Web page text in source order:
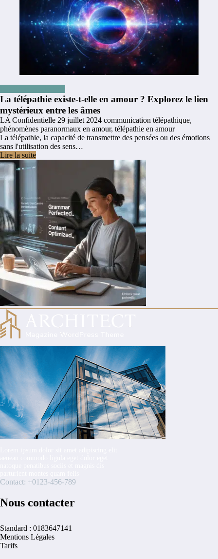
La télépathie existe-t-elle en amour ? Explorez le lien
mystérieux entre les âmes
LA Confidentielle 29 juillet 2024 communication télépathique,
phénomènes paranormaux en amour, télépathie en amour
La télépathie, la capacité de transmettre des pensées ou des émotions
sans l'utilisation des sens…
Lire la suite
Contact: +0123-456-789
Nous contacter
Standard : 0183647141
Mentions Légales
Tarifs